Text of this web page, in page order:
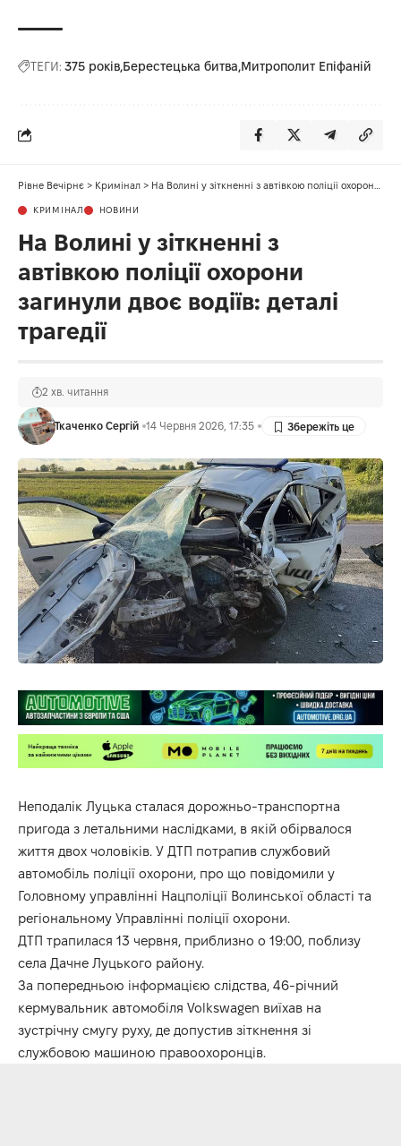
ТЕГИ: 375 років Берестецька битва Митрополит Епіфаній
Рівне Вечірнє > Кримінал > На Волині у зіткненні з автівкою поліції охорони загинули двоє водіїв: деталі трагедії
КРИМІНАЛ НОВИНИ
На Волині у зіткненні з
автівкою поліції охорони
загинули двоє водіїв: деталі
трагедії
Ткаченко Сергій 14 Червня 2026, 17:35
2 хв. читання
Неподалік Луцька сталася дорожньо-транспортна
пригода з летальними наслідками, в якій обірвалося
життя двох чоловіків. У ДТП потрапив службовий
автомобіль поліції охорони, про що повідомили у
Головному управлінні Нацполіції Волинської області та
регіональному Управлінні поліції охорони.
ДТП трапилася 13 червня, приблизно о 19:00, поблизу
села Дачне Луцького району.
За попередньою інформацією слідства, 46-річний
кермувальник автомобіля Volkswagen виїхав на
зустрічну смугу руху, де допустив зіткнення зі
службовою машиною правоохоронців.